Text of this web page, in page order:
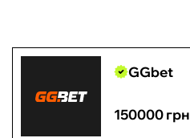
GGbet
150000 грн